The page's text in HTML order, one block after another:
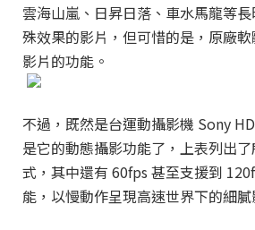
雲海山嵐、日昇日落、車水馬龍等
殊效果的影片，但可惜的是，原廠
影片的功能。
不過，既然是台運動攝影機 Sony
是它的動態攝影功能了，上表列出
式，其中還有 60fps 甚至支援到
能，以慢動作呈現高速世界下的細膩